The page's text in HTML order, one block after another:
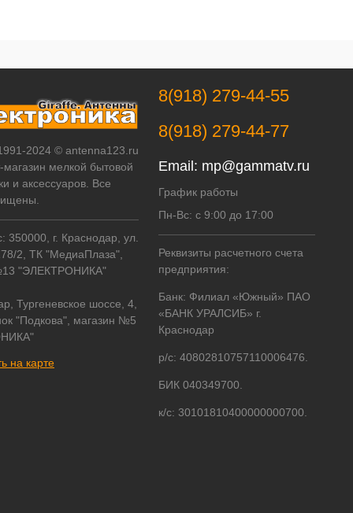
2024 © antenna123.ru
магазин мелкой бытовой
и аксессуаров. Все
350000, г. Краснодар, ул.
2, ТК "МедиаПлаза",
"ЭЛЕКТРОНИКА"
Тургеневское шоссе, 4,
"Подкова", магазин №5
на карте
8(918) 279-44-55
8(918) 279-44-77
Email: mp@gammatv.ru
График работы
Пн-Вс: с 9:00 до 17:00
Реквизиты расчетного счета
предприятия:
Банк: Филиал «Южный» ПАО
«БАНК УРАЛСИБ» г.
Краснодар
р/с: 40802810757110006476.
БИК 040349700.
к/с: 30101810400000000700.